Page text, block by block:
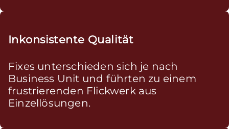
Inkonsistente Qualität
Fixes unterschieden sich je nach
Business Unit und führten zu einem
frustrierenden Flickwerk aus
Einzellösungen.